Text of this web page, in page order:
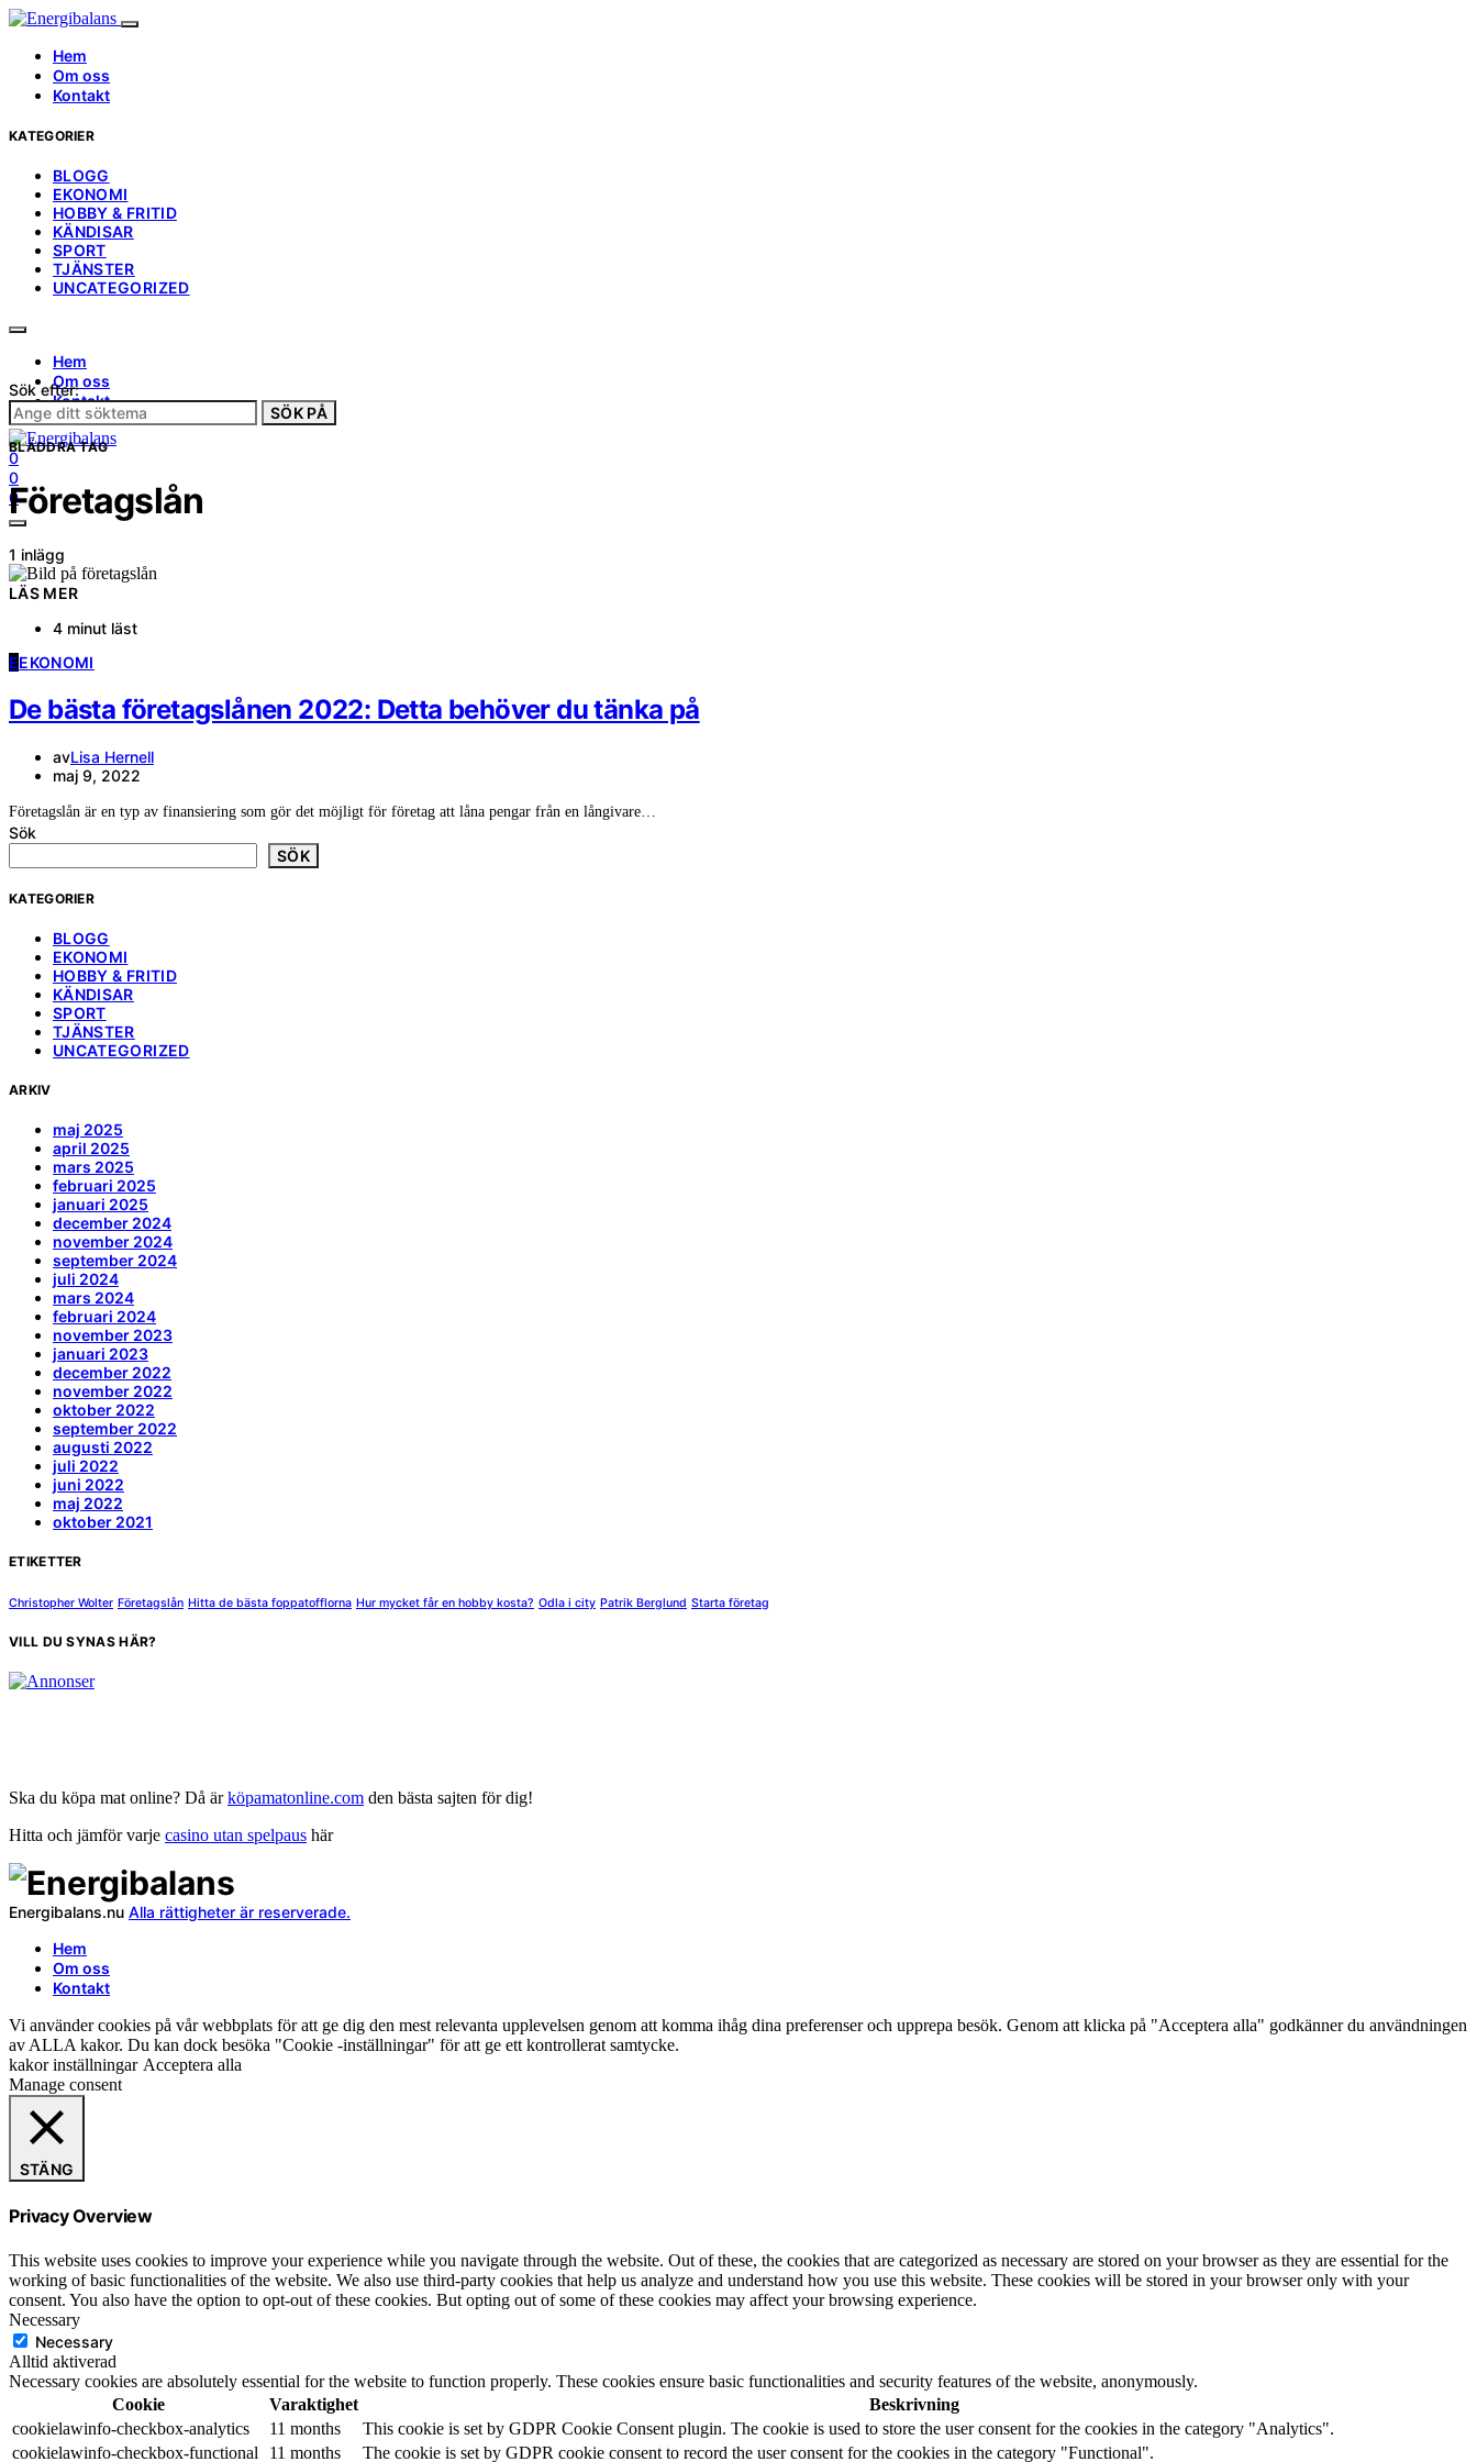
Hem
Om oss
Kontakt
KATEGORIER
BLOGG
EKONOMI
HOBBY & FRITID
KÄNDISAR
SPORT
TJÄNSTER
UNCATEGORIZED
Hem
Om oss
Kontakt
0
0
0
Sök efter:
SÖK PÅ
BLÄDDRA TAG
Företagslån
1 inlägg
LÄS MER
4 minut läst
EEKONOMI
De bästa företagslånen 2022: Detta behöver du tänka på
avLisa Hernell
maj 9, 2022
Företagslån är en typ av finansiering som gör det möjligt för företag att låna pengar från en långivare…
Sök
SÖK
KATEGORIER
BLOGG
EKONOMI
HOBBY & FRITID
KÄNDISAR
SPORT
TJÄNSTER
UNCATEGORIZED
ARKIV
maj 2025
april 2025
mars 2025
februari 2025
januari 2025
december 2024
november 2024
september 2024
juli 2024
mars 2024
februari 2024
november 2023
januari 2023
december 2022
november 2022
oktober 2022
september 2022
augusti 2022
juli 2022
juni 2022
maj 2022
oktober 2021
ETIKETTER
Christopher Wolter Företagslån Hitta de bästa foppatofflorna Hur mycket får en hobby kosta? Odla i city Patrik Berglund Starta företag
VILL DU SYNAS HÄR?
Ska du köpa mat online? Då ärköpamatonline.com den bästa sajten för dig!
Hitta och jämför varje casino utan spelpaus här
Energibalans.nu Alla rättigheter är reserverade.
Hem
Om oss
Kontakt
Vi använder cookies på vår webbplats för att ge dig den mest relevanta upplevelsen genom att komma ihåg dina preferenser och upprepa besök. Genom att klicka på "Acceptera alla" godkänner du användningen
av ALLA kakor. Du kan dock besöka "Cookie -inställningar" för att ge ett kontrollerat samtycke.
kakor inställningar Acceptera alla
Manage consent
STÄNG
Privacy Overview
This website uses cookies to improve your experience while you navigate through the website. Out of these, the cookies that are categorized as necessary are stored on your browser as they are essential for the
working of basic functionalities of the website. We also use third-party cookies that help us analyze and understand how you use this website. These cookies will be stored in your browser only with your
consent. You also have the option to opt-out of these cookies. But opting out of some of these cookies may affect your browsing experience.
Necessary
Necessary
Alltid aktiverad
Necessary cookies are absolutely essential for the website to function properly. These cookies ensure basic functionalities and security features of the website, anonymously.
Cookie
Varaktighet
Beskrivning
cookielawinfo-checkbox-analytics
11 months
This cookie is set by GDPR Cookie Consent plugin. The cookie is used to store the user consent for the cookies in the category "Analytics".
cookielawinfo-checkbox-functional
11 months The cookie is set by GDPR cookie consent to record the user consent for the cookies in the category "Functional".